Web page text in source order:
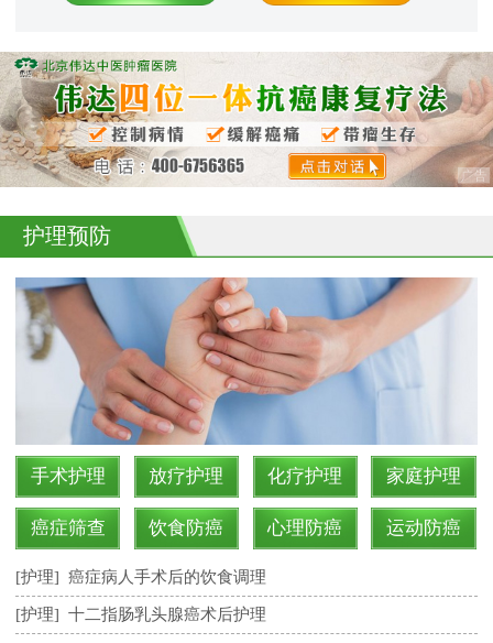
护理预防
手术护理 放疗护理 化疗护理 家庭护理
癌症筛查 饮食防癌 心理防癌 运动防癌
[护理] 癌症病人手术后的饮食调理
[护理] 十二指肠乳头腺癌术后护理